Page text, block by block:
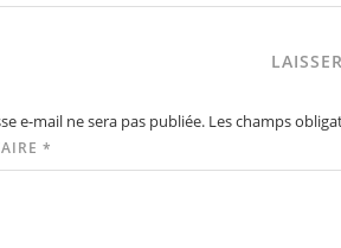
e-mail ne sera pas publiée. Les champs
*